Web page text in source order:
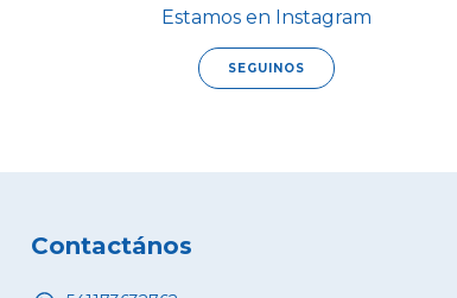
Estamos en Instagram
SEGUINOS
Contactános